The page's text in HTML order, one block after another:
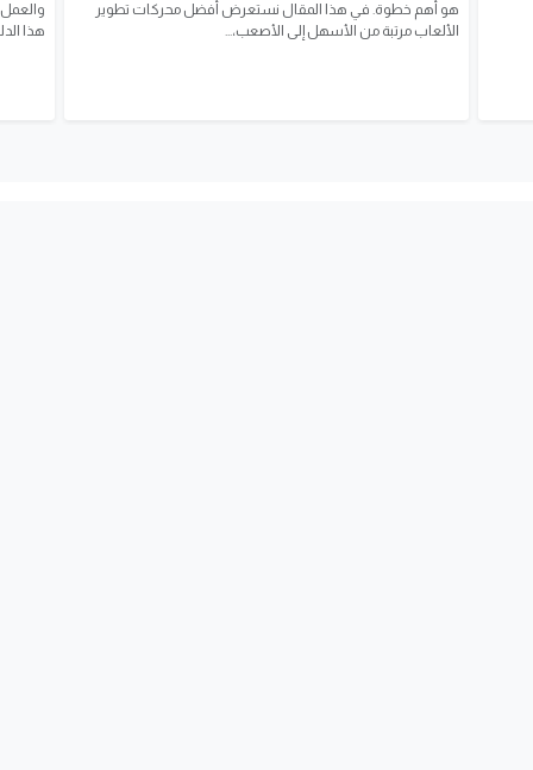
هو أهم خطوة. في هذا المقال نستعرض أفضل محركات تطوير
الألعاب مرتبة من الأسهل إلى الأصعب،...
هذا